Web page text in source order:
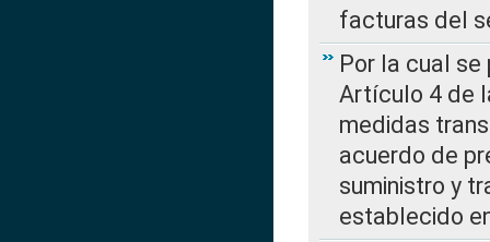
facturas del
Por la cual
Artículo 4 de
medidas
acuerdo de
suministro y
establecido